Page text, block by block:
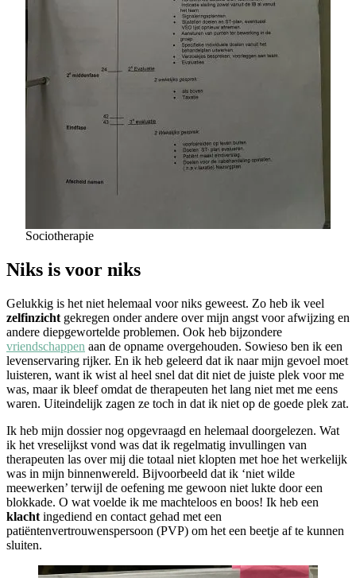
Sociotherapie
Niks is voor niks
Gelukkig is het niet helemaal voor niks geweest. Zo heb ik veel
zelfinzicht gekregen onder andere over mijn angst voor afwijzing en
andere diepgewortelde problemen. Ook heb bijzondere
vriendschappen aan de opname overgehouden. Sowieso ben ik een
levenservaring rijker. En ik heb geleerd dat ik naar mijn gevoel moet
luisteren, want ik wist al heel snel dat dit niet de juiste plek voor me
was, maar ik bleef omdat de therapeuten het lang niet met me eens
waren. Uiteindelijk zagen ze toch in dat ik niet op de goede plek zat.
Ik heb mijn dossier nog opgevraagd en helemaal doorgelezen. Wat
ik het vreselijkst vond was dat ik regelmatig invullingen van
therapeuten las over mij die totaal niet klopten met hoe het werkelijk
was in mijn binnenwereld. Bijvoorbeeld dat ik ‘niet wilde
meewerken’ terwijl de oefening me gewoon niet lukte door een
blokkade. O wat voelde ik me machteloos en boos! Ik heb een
klacht ingediend en contact gehad met een
patiëntenvertrouwenspersoon (PVP) om het een beetje af te kunnen
sluiten.